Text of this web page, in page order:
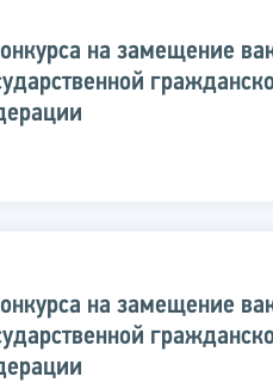
на замещение
на замещение